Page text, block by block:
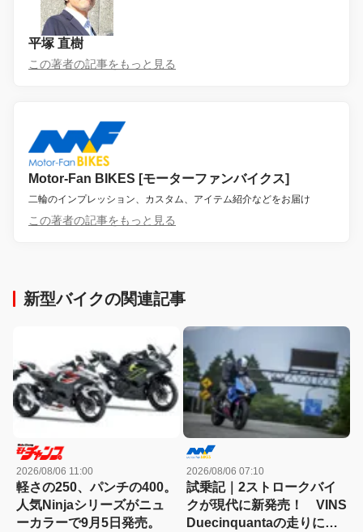
平塚 直樹
この著者の記事をもっと見る
Motor-Fan BIKES [モーターファンバイクス]
二輪のインプレッション、カスタム、アイテム紹介などをお届け
この著者の記事をもっと見る
新型バイクの関連記事
2026/08/06 11:00
軽さの250、パンチの400。
人気Ninjaシリーズがニュ
ーカラーで9月5日発売。
2026/08/06 07:10
試乗記｜2ストロークバイ
クが現代に新発売！ VINS
Duecinquantaの走りに大